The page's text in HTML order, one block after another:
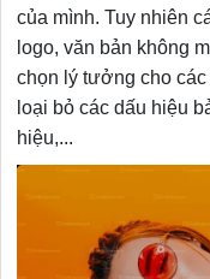
của mình. Tuy nhiên
logo, văn bản không
chọn lý tưởng cho
loại bỏ các dấu hiệu
hiệu,...